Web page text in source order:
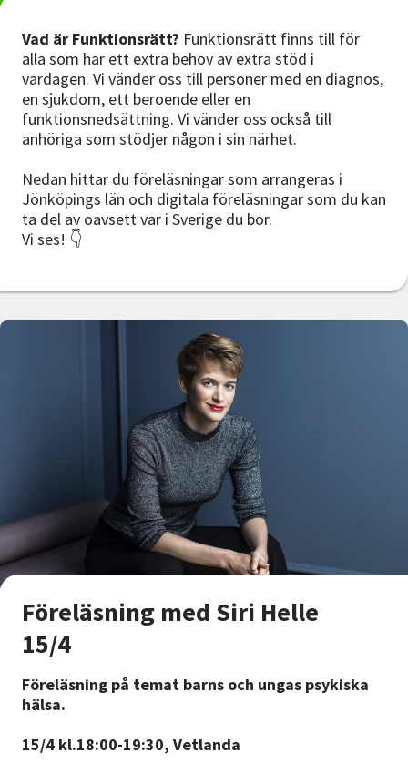
Vad är Funktionsrätt? Funktionsrätt finns till för
alla som har ett extra behov av extra stöd i
vardagen. Vi vänder oss till personer med en diagnos,
en sjukdom, ett beroende eller en
funktionsnedsättning. Vi vänder oss också till
anhöriga som stödjer någon i sin närhet.
Nedan hittar du föreläsningar som arrangeras i
Jönköpings län och digitala föreläsningar som du kan
ta del av oavsett var i Sverige du bor.
Vi ses! 👇
Föreläsning med Siri Helle
15/4
Föreläsning på temat barns och ungas psykiska
hälsa.
15/4 kl.18:00-19:30, Vetlanda